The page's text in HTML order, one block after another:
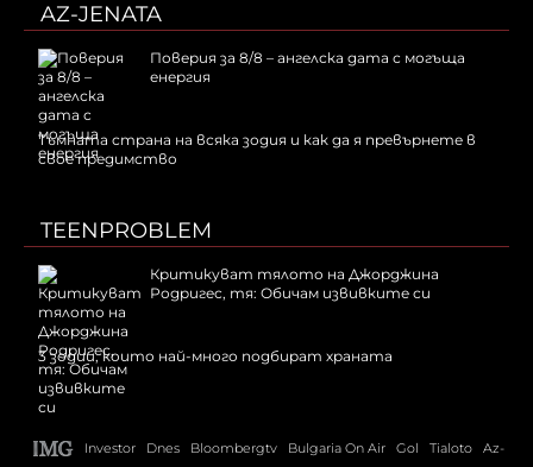
AZ-JENATA
Поверия за 8/8 – ангелска дата с могъща
енергия
Тъмната страна на всяка зодия и как да я превърнете в
свое предимство
TEENPROBLEM
Критикуват тялото на Джорджина
Родригес, тя: Обичам извивките си
3 зодии, които най-много подбират храната
Investor Dnes Bloombergtv Bulgaria On Air Gol Tialoto
Az-